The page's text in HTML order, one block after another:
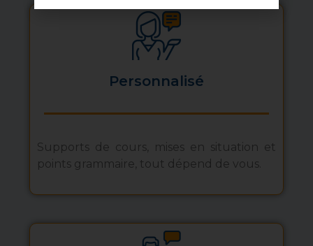
Personnalisé
Supports de cours, mises en situation et
points grammaire, tout dépend de vous.